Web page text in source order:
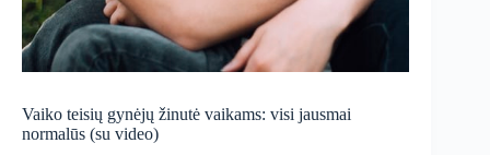
Vaiko teisių gynėjų žinutė vaikams: visi jausmai
normalūs (su video)